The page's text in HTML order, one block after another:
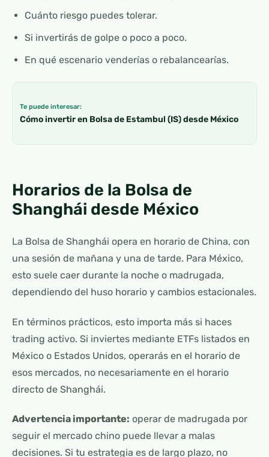
Cuánto riesgo puedes tolerar.
Si invertirás de golpe o poco a poco.
En qué escenario venderías o rebalancearías.
Te puede interesar:
Cómo invertir en Bolsa de Estambul (IS) desde México
Horarios de la Bolsa de
Shanghái desde México
La Bolsa de Shanghái opera en horario de China, con
una sesión de mañana y una de tarde. Para México,
esto suele caer durante la noche o madrugada,
dependiendo del huso horario y cambios estacionales.
En términos prácticos, esto importa más si haces
trading activo. Si inviertes mediante ETFs listados en
México o Estados Unidos, operarás en el horario de
esos mercados, no necesariamente en el horario
directo de Shanghái.
Advertencia importante: operar de madrugada por
seguir el mercado chino puede llevar a malas
decisiones. Si tu estrategia es de largo plazo, no